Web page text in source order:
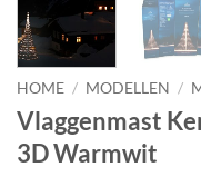
HOME / MODELLEN /
Vlaggenmast
3D Warmwit